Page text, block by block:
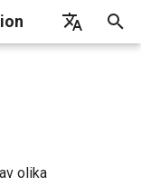
olika